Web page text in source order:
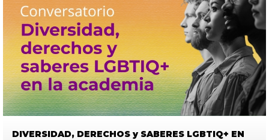
DIVERSIDAD, DERECHOS y SABERES LGBTIQ+ EN